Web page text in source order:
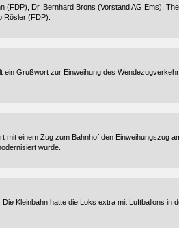
(FDP), Dr. Bernhard Brons (Vorstand AG Ems),
Rösler (FDP).
Grußwort zur Einweihung des
einem Zug zum Bahnhof den Einweihungszug
wurde.
Kleinbahn hatte die Loks extra mit Luftballons in